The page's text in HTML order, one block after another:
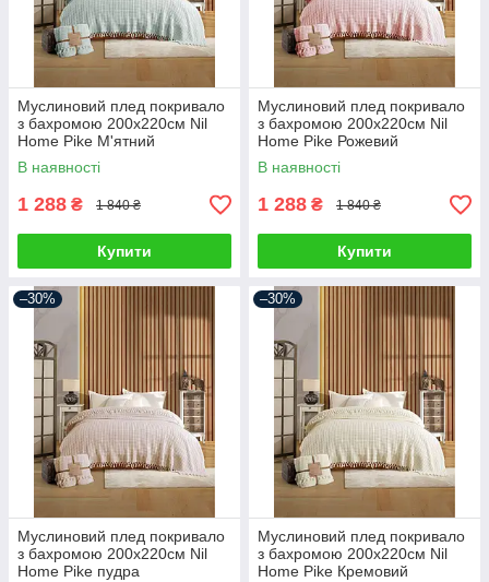
Муслиновий плед покривало
з бахромою 200х220см Nil
Home Pike М'ятний
В наявності
1 288 ₴ 1 840 ₴
Купити
Муслиновий плед покривало
з бахромою 200х220см Nil
Home Pike Рожевий
В наявності
1 288 ₴ 1 840 ₴
Купити
–30%
Муслиновий плед покривало
з бахромою 200х220см Nil
Home Pike пудра
–30%
Муслиновий плед покривало
з бахромою 200х220см Nil
Home Pike Кремовий